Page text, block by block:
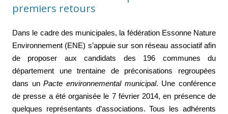
premiers retours
Dans le cadre des municipales, la fédération Essonne Nature
Environnement (ENE) s’appuie sur son réseau associatif afin
de proposer aux candidats des 196 communes du
département une trentaine de préconisations regroupées
dans unPacte environnemental municipal. Une conférence
de presse a été organisée le 7 février 2014, en présence de
quelques représentants d’associations. Tous les adhérents